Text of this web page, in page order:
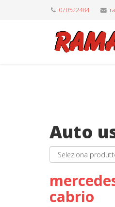
070522484
Auto
cabrio